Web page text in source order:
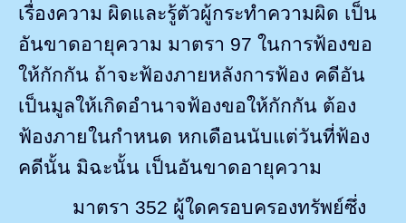
เรื่องความ ผิดและรู้ตัวผู้กระทำความผิด เป็น
อันขาดอายุความ มาตรา 97 ในการฟ้องขอ
ให้กักกัน ถ้าจะฟ้องภายหลังการฟ้อง คดีอัน
เป็นมูลให้เกิดอำนาจฟ้องขอให้กักกัน ต้อง
ฟ้องภายในกำหนด หกเดือนนับแต่วันที่ฟ้อง
คดีนั้น มิฉะนั้น เป็นอันขาดอายุความ
มาตรา 352 ผู้ใดครอบครองทรัพย์ซึ่ง